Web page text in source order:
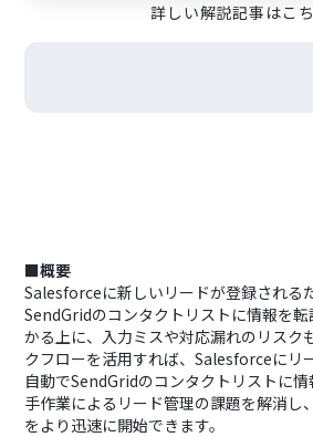
詳しい解説記事はこ
■概要
Salesforceに新しいリードが登録される
SendGridのコンタクトリストに情報を
かる上に、入力ミスや対応漏れのリスク
クフローを活用すれば、Salesforceにリ
自動でSendGridのコンタクトリストに情
手作業によるリード管理の課題を解消し
をより迅速に開始できます。